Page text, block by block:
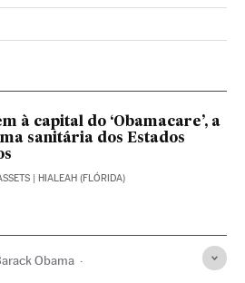
en Twitter
Brasil en Instagram
El País Brasil en Facebook
à capital do ‘Obamacare’, a
sanitária dos Estados
| HIALEAH (FLÓRIDA)
Obama